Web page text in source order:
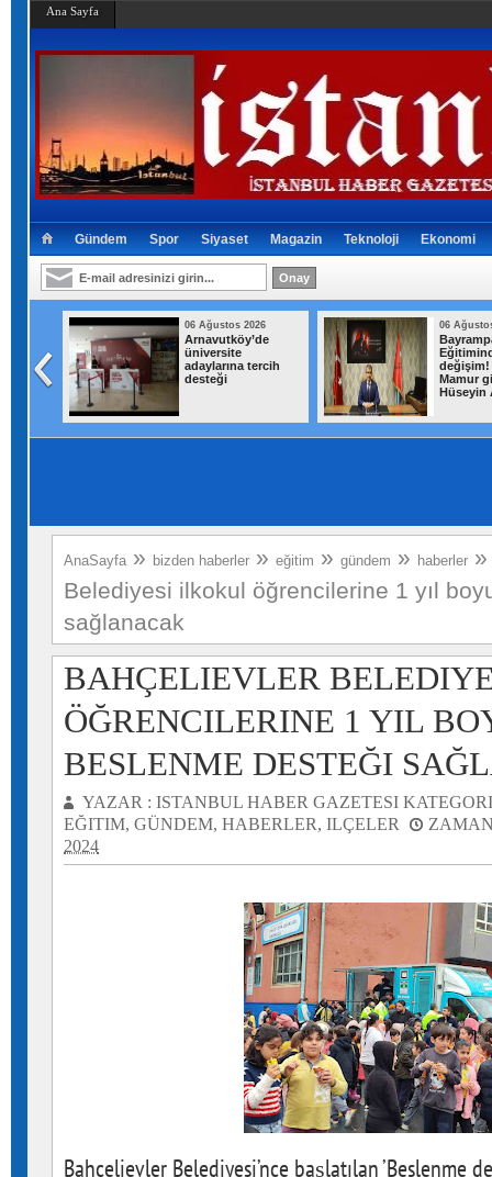
Ana Sayfa
Gündem Spor Siyaset Magazin Teknoloji Ekonomi
verildi
06 Ağustos 2026
Arnavutköy’de
üniversite
adaylarına tercih
desteği
06
değişim!
Mamur
Hüseyin
AnaSayfa » bizden haberler » eğitim » gündem » haberler
Belediyesi ilkokul öğrencilerine 1 yıl
sağlanacak
BAHÇELIEVLER
ÖĞRENCILERINE 1 YIL
BESLENME DESTEĞI
YAZAR : ISTANBUL HABER GAZETESI
EĞITIM, GÜNDEM, HABERLER, ILÇELER
2024
Bahçelievler Belediyesi’nce başlatılan ’Beslenme